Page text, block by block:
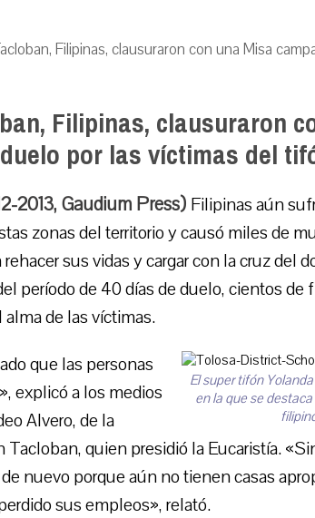
Filipinas, clausuraron con una Misa
Filipinas, clausuraron
por las víctimas del
2013, Gaudium Press) Filipinas aún
zonas del territorio y causó miles de
sus vidas y cargar con la cruz del
período de 40 días de duelo, cientos de
de las víctimas.
El super tifón
en la que se
que las personas
explicó a los medios
Alvero, de la
quien presidió la Eucaristía.
nuevo porque aún no tienen casas
sus empleos», relató.